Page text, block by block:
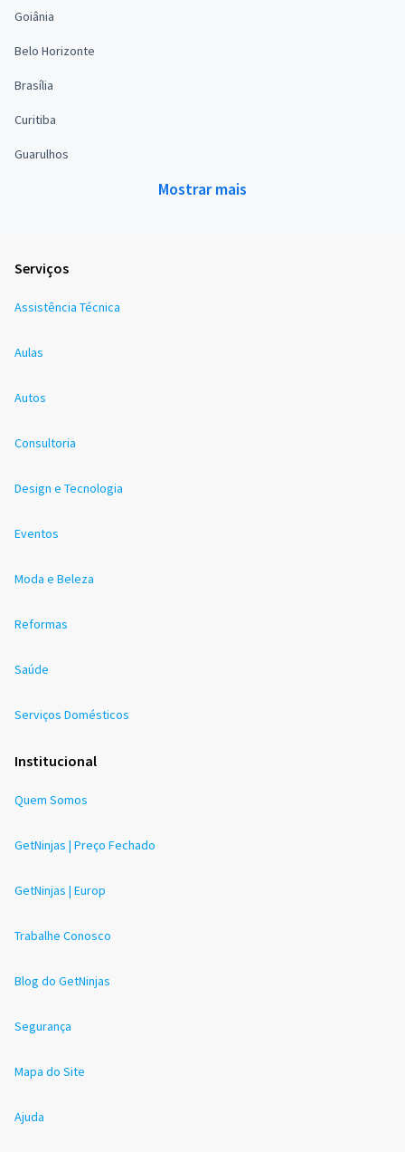
Goiânia
Belo Horizonte
Brasília
Curitiba
Guarulhos
Mostrar mais
Serviços
Assistência Técnica
Aulas
Autos
Consultoria
Design e Tecnologia
Eventos
Moda e Beleza
Reformas
Saúde
Serviços Domésticos
Institucional
Quem Somos
GetNinjas | Preço Fechado
GetNinjas | Europ
Trabalhe Conosco
Blog do GetNinjas
Segurança
Mapa do Site
Ajuda